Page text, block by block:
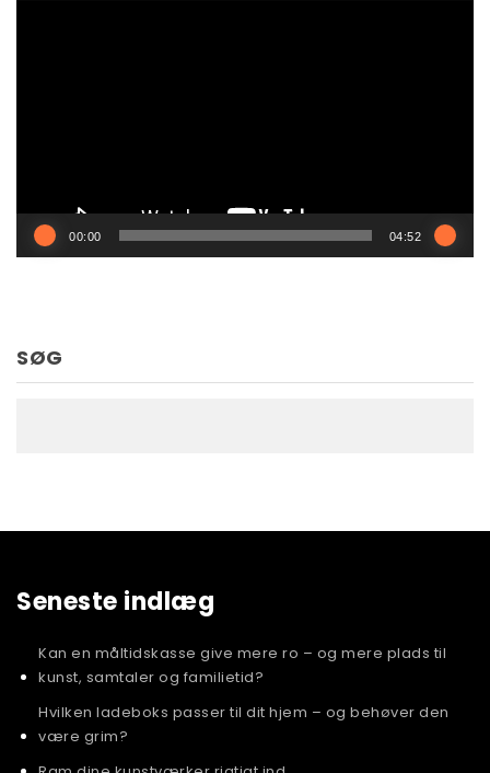
00:00 04:52
SØG
Seneste indlæg
Kan en måltidskasse give mere ro – og mere plads til
kunst, samtaler og familietid?
Hvilken ladeboks passer til dit hjem – og behøver den
være grim?